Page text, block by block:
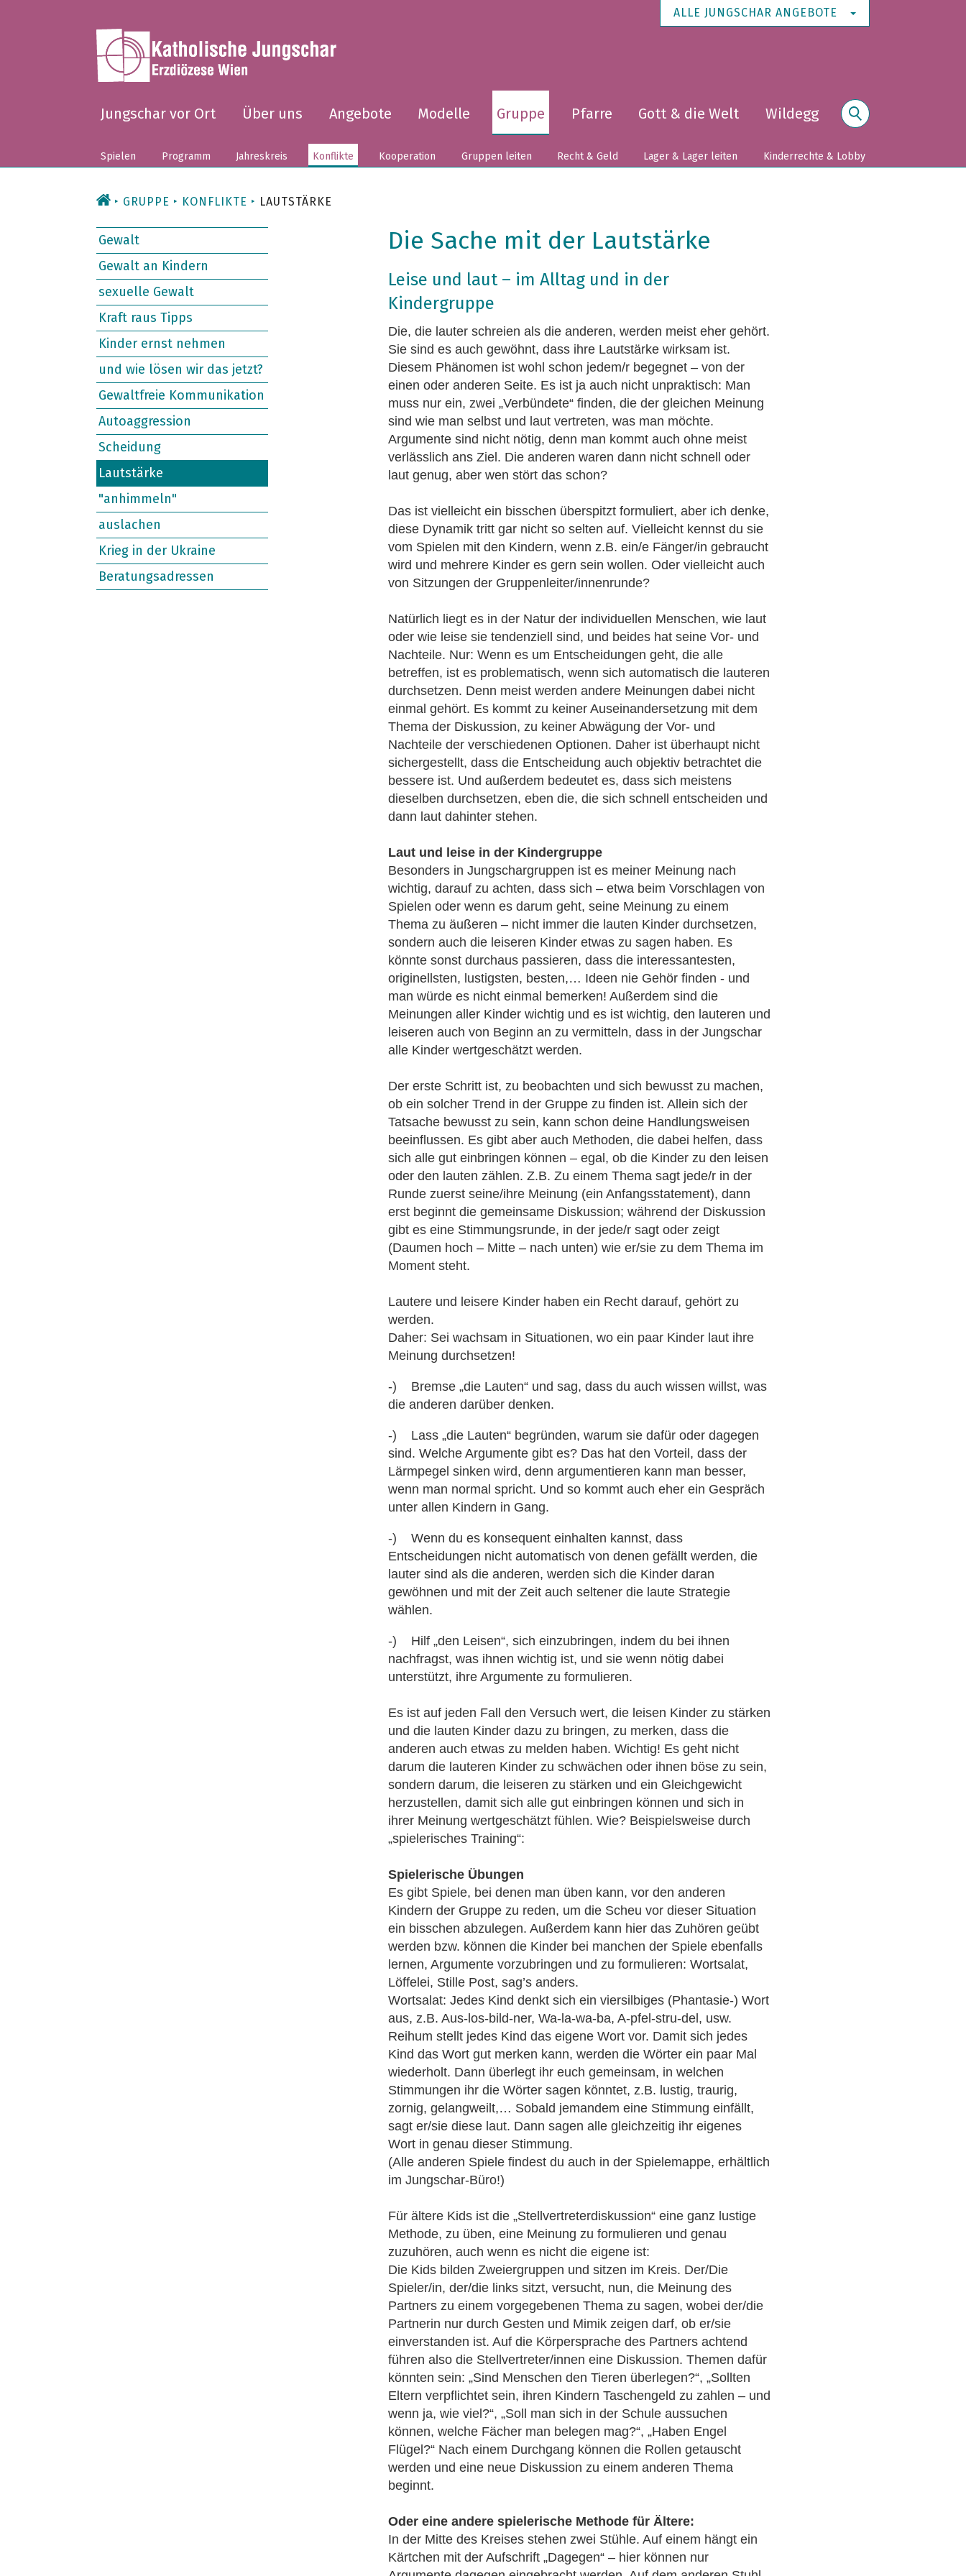
ALLE JUNGSCHAR ANGEBOTE
Jungschar vor Ort Über uns Angebote Modelle Gruppe Pfarre Gott & die Welt Wildegg
Spielen Programm Jahreskreis Konflikte Kooperation Gruppen leiten Recht & Geld Lager & Lager leiten Kinderrechte & Lobby
GRUPPE KONFLIKTE LAUTSTÄRKE
Gewalt
Gewalt an Kindern
sexuelle Gewalt
Kraft raus Tipps
Kinder ernst nehmen
und wie lösen wir das jetzt?
Gewaltfreie Kommunikation
Autoaggression
Scheidung
Lautstärke
"anhimmeln"
auslachen
Krieg in der Ukraine
Beratungsadressen
Die Sache mit der Lautstärke
Leise und laut – im Alltag und in der
Kindergruppe
Die, die lauter schreien als die anderen, werden meist eher gehört.
Sie sind es auch gewöhnt, dass ihre Lautstärke wirksam ist.
Diesem Phänomen ist wohl schon jedem/r begegnet – von der
einen oder anderen Seite. Es ist ja auch nicht unpraktisch: Man
muss nur ein, zwei „Verbündete“ finden, die der gleichen Meinung
sind wie man selbst und laut vertreten, was man möchte.
Argumente sind nicht nötig, denn man kommt auch ohne meist
verlässlich ans Ziel. Die anderen waren dann nicht schnell oder
laut genug, aber wen stört das schon?
Das ist vielleicht ein bisschen überspitzt formuliert, aber ich denke,
diese Dynamik tritt gar nicht so selten auf. Vielleicht kennst du sie
vom Spielen mit den Kindern, wenn z.B. ein/e Fänger/in gebraucht
wird und mehrere Kinder es gern sein wollen. Oder vielleicht auch
von Sitzungen der Gruppenleiter/innenrunde?
Natürlich liegt es in der Natur der individuellen Menschen, wie laut
oder wie leise sie tendenziell sind, und beides hat seine Vor- und
Nachteile. Nur: Wenn es um Entscheidungen geht, die alle
betreffen, ist es problematisch, wenn sich automatisch die lauteren
durchsetzen. Denn meist werden andere Meinungen dabei nicht
einmal gehört. Es kommt zu keiner Auseinandersetzung mit dem
Thema der Diskussion, zu keiner Abwägung der Vor- und
Nachteile der verschiedenen Optionen. Daher ist überhaupt nicht
sichergestellt, dass die Entscheidung auch objektiv betrachtet die
bessere ist. Und außerdem bedeutet es, dass sich meistens
dieselben durchsetzen, eben die, die sich schnell entscheiden und
dann laut dahinter stehen.
Laut und leise in der Kindergruppe
Besonders in Jungschargruppen ist es meiner Meinung nach
wichtig, darauf zu achten, dass sich – etwa beim Vorschlagen von
Spielen oder wenn es darum geht, seine Meinung zu einem
Thema zu äußeren – nicht immer die lauten Kinder durchsetzen,
sondern auch die leiseren Kinder etwas zu sagen haben. Es
könnte sonst durchaus passieren, dass die interessantesten,
originellsten, lustigsten, besten,… Ideen nie Gehör finden - und
man würde es nicht einmal bemerken! Außerdem sind die
Meinungen aller Kinder wichtig und es ist wichtig, den lauteren und
leiseren auch von Beginn an zu vermitteln, dass in der Jungschar
alle Kinder wertgeschätzt werden.
Der erste Schritt ist, zu beobachten und sich bewusst zu machen,
ob ein solcher Trend in der Gruppe zu finden ist. Allein sich der
Tatsache bewusst zu sein, kann schon deine Handlungsweisen
beeinflussen. Es gibt aber auch Methoden, die dabei helfen, dass
sich alle gut einbringen können – egal, ob die Kinder zu den leisen
oder den lauten zählen. Z.B. Zu einem Thema sagt jede/r in der
Runde zuerst seine/ihre Meinung (ein Anfangsstatement), dann
erst beginnt die gemeinsame Diskussion; während der Diskussion
gibt es eine Stimmungsrunde, in der jede/r sagt oder zeigt
(Daumen hoch – Mitte – nach unten) wie er/sie zu dem Thema im
Moment steht.
Lautere und leisere Kinder haben ein Recht darauf, gehört zu
werden.
Daher: Sei wachsam in Situationen, wo ein paar Kinder laut ihre
Meinung durchsetzen!
-) Bremse „die Lauten“ und sag, dass du auch wissen willst, was
die anderen darüber denken.
-) Lass „die Lauten“ begründen, warum sie dafür oder dagegen
sind. Welche Argumente gibt es? Das hat den Vorteil, dass der
Lärmpegel sinken wird, denn argumentieren kann man besser,
wenn man normal spricht. Und so kommt auch eher ein Gespräch
unter allen Kindern in Gang.
-) Wenn du es konsequent einhalten kannst, dass
Entscheidungen nicht automatisch von denen gefällt werden, die
lauter sind als die anderen, werden sich die Kinder daran
gewöhnen und mit der Zeit auch seltener die laute Strategie
wählen.
-) Hilf „den Leisen“, sich einzubringen, indem du bei ihnen
nachfragst, was ihnen wichtig ist, und sie wenn nötig dabei
unterstützt, ihre Argumente zu formulieren.
Es ist auf jeden Fall den Versuch wert, die leisen Kinder zu stärken
und die lauten Kinder dazu zu bringen, zu merken, dass die
anderen auch etwas zu melden haben. Wichtig! Es geht nicht
darum die lauteren Kinder zu schwächen oder ihnen böse zu sein,
sondern darum, die leiseren zu stärken und ein Gleichgewicht
herzustellen, damit sich alle gut einbringen können und sich in
ihrer Meinung wertgeschätzt fühlen. Wie? Beispielsweise durch
„spielerisches Training“:
Spielerische Übungen
Es gibt Spiele, bei denen man üben kann, vor den anderen
Kindern der Gruppe zu reden, um die Scheu vor dieser Situation
ein bisschen abzulegen. Außerdem kann hier das Zuhören geübt
werden bzw. können die Kinder bei manchen der Spiele ebenfalls
lernen, Argumente vorzubringen und zu formulieren: Wortsalat,
Löffelei, Stille Post, sag’s anders.
Wortsalat: Jedes Kind denkt sich ein viersilbiges (Phantasie-) Wort
aus, z.B. Aus-los-bild-ner, Wa-la-wa-ba, A-pfel-stru-del, usw.
Reihum stellt jedes Kind das eigene Wort vor. Damit sich jedes
Kind das Wort gut merken kann, werden die Wörter ein paar Mal
wiederholt. Dann überlegt ihr euch gemeinsam, in welchen
Stimmungen ihr die Wörter sagen könntet, z.B. lustig, traurig,
zornig, gelangweilt,… Sobald jemandem eine Stimmung einfällt,
sagt er/sie diese laut. Dann sagen alle gleichzeitig ihr eigenes
Wort in genau dieser Stimmung.
(Alle anderen Spiele findest du auch in der Spielemappe, erhältlich
im Jungschar-Büro!)
Für ältere Kids ist die „Stellvertreterdiskussion“ eine ganz lustige
Methode, zu üben, eine Meinung zu formulieren und genau
zuzuhören, auch wenn es nicht die eigene ist:
Die Kids bilden Zweiergruppen und sitzen im Kreis. Der/Die
Spieler/in, der/die links sitzt, versucht, nun, die Meinung des
Partners zu einem vorgegebenen Thema zu sagen, wobei der/die
Partnerin nur durch Gesten und Mimik zeigen darf, ob er/sie
einverstanden ist. Auf die Körpersprache des Partners achtend
führen also die Stellvertreter/innen eine Diskussion. Themen dafür
könnten sein: „Sind Menschen den Tieren überlegen?“, „Sollten
Eltern verpflichtet sein, ihren Kindern Taschengeld zu zahlen – und
wenn ja, wie viel?“, „Soll man sich in der Schule aussuchen
können, welche Fächer man belegen mag?“, „Haben Engel
Flügel?“ Nach einem Durchgang können die Rollen getauscht
werden und eine neue Diskussion zu einem anderen Thema
beginnt.
Oder eine andere spielerische Methode für Ältere:
In der Mitte des Kreises stehen zwei Stühle. Auf einem hängt ein
Kärtchen mit der Aufschrift „Dagegen“ – hier können nur